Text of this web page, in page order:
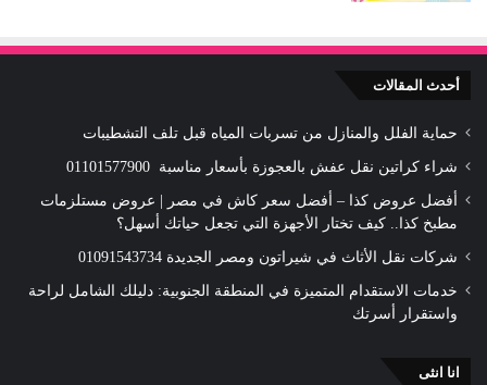
أحدث المقالات
حماية الفلل والمنازل من تسربات المياه قبل تلف التشطيبات
شراء كراتين نقل عفش بالعجوزة بأسعار مناسبة 01101577900
أفضل عروض كذا – أفضل سعر كاش في مصر | عروض مستلزمات
مطبخ كذا.. كيف تختار الأجهزة التي تجعل حياتك أسهل؟
شركات نقل الأثاث في شيراتون ومصر الجديدة 01091543734
خدمات الاستقدام المتميزة في المنطقة الجنوبية: دليلك الشامل لراحة
واستقرار أسرتك
انا انثى